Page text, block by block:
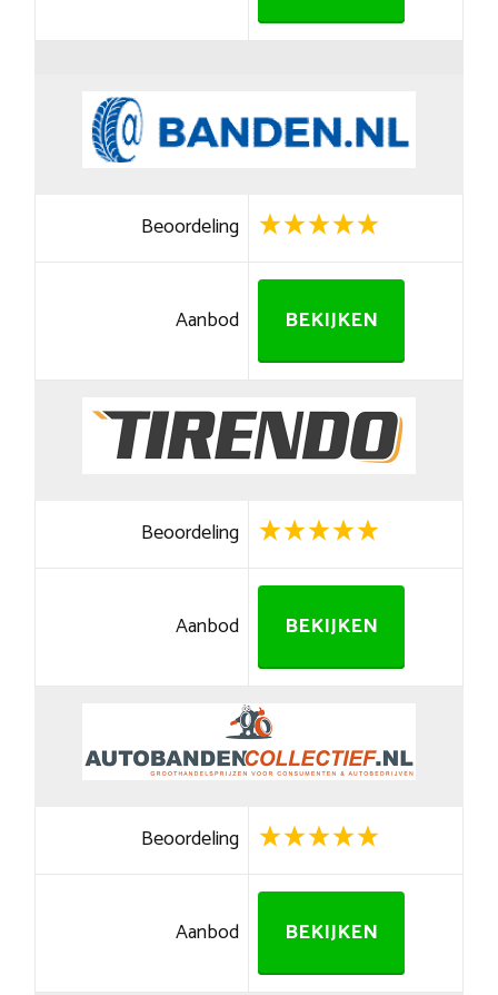
Beoordeling
Aanbod BEKIJKEN
Beoordeling
Aanbod BEKIJKEN
Beoordeling
Aanbod BEKIJKEN